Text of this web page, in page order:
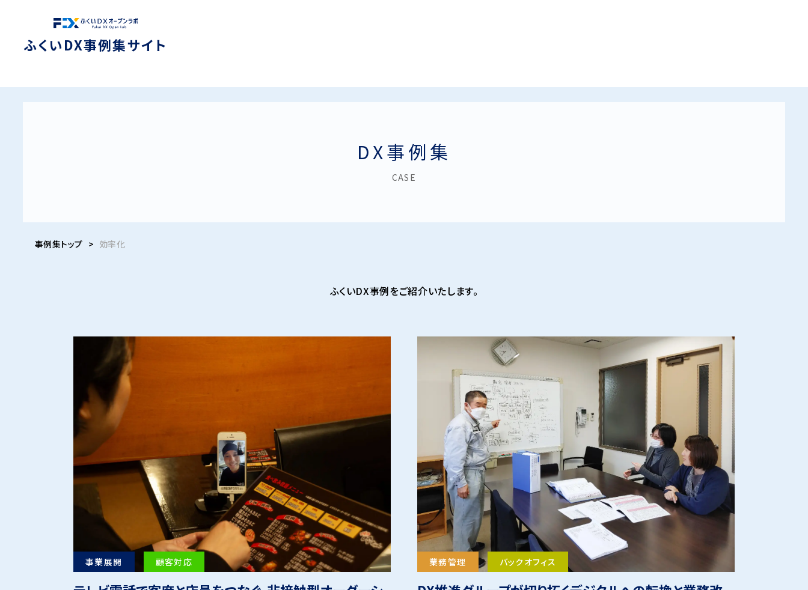
ふくいDX事例集サイト
DX事例集
CASE
事例集トップ > 効率化
ふくいDX事例をご紹介いたします。
事業展開 顧客対応 業務管理 バックオフィス